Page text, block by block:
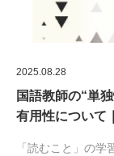
2025.08.28
国語教師の“単
有用性について
「読むこと」の